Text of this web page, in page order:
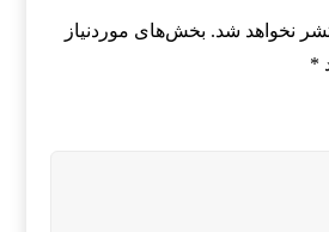
نخواهد شد. بخش‌های موردنیاز
*